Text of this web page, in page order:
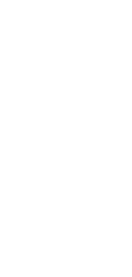
вывоз
отдельно с
м.